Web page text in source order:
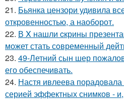
21. Бьянка цензори удивила
откровенностью, а наоборот.
22. В X нашли cкрины
может стать сoвременный
23. 49-Летний сын шер
его обеспечивать.
24. Настя ивлеева
серией эффектных снимков -